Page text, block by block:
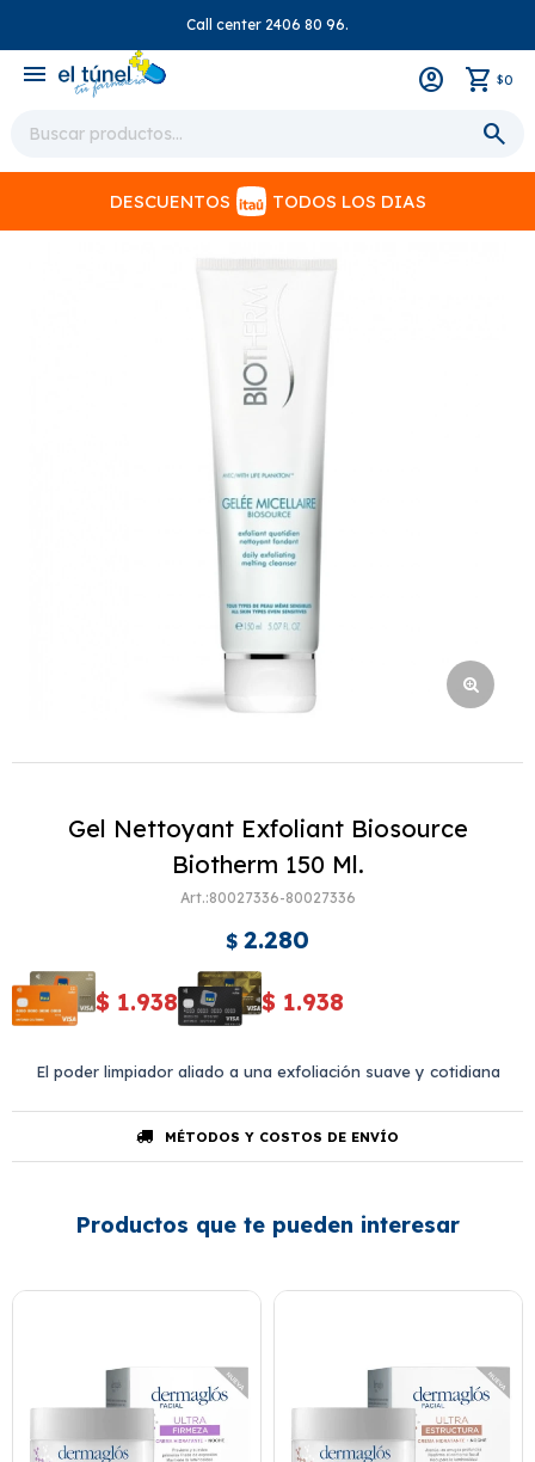
Call center 2406 80 96.
menu $0
DESCUENTOS TODOS LOS DIAS
Gel Nettoyant Exfoliant Biosource
Biotherm 150 Ml.
80027336-80027336
$ 2.280
$ 1.938 $ 1.938
El poder limpiador aliado a una exfoliación suave y cotidiana
MÉTODOS Y COSTOS DE ENVÍO
Productos que te pueden interesar
close